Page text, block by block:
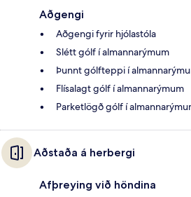
Aðgengi
Aðgengi fyrir hjólastóla
Slétt gólf í almannarýmum
Þunnt gólfteppi í
Flísalagt gólf í almannarýmum
Parketlögð gólf í
Aðstaða á herbergi
Afþreying við höndina